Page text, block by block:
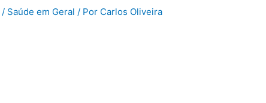
/ Saúde em Geral / Por Carlos Oliveira